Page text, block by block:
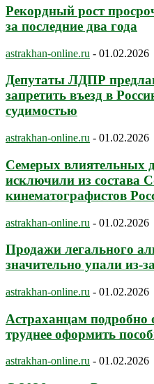
Рекордный рост
за последние два года
astrakhan-online.ru - 01.02.2026
Депутаты ЛДПР
запретить въезд в
судимостью
astrakhan-online.ru - 01.02.2026
Семерых влиятельных
исключили из состава
кинематографистов
astrakhan-online.ru - 01.02.2026
Продажи легального
значительно упали из-
astrakhan-online.ru - 01.02.2026
Астраханцам подробно
труднее оформить
astrakhan-online.ru - 01.02.2026